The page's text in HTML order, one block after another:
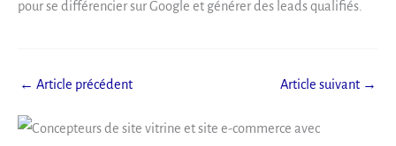
pour se différencier sur Google et générer des leads qualifiés.
← Article précédent Article suivant →